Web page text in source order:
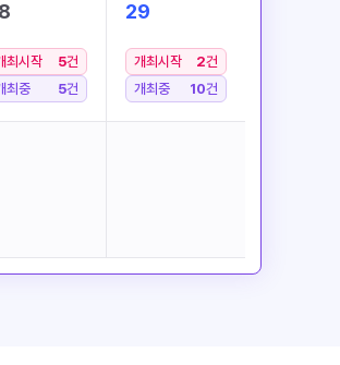
최시작 5건
최중
5건
29
개최시작 2건
개최중
10건